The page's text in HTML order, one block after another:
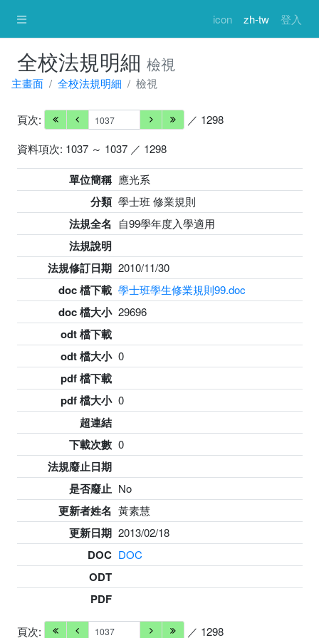
icon zh-tw 登入
全校法規明細 檢視
主畫面 全校法規明細 檢視
頁次:
／ 1298
資料項次: 1037 ～ 1037 ／ 1298
單位簡稱 應光系
分類 學士班 修業規則
法規全名 自99學年度入學適用
法規說明
法規修訂日期 2010/11/30
doc 檔下載 學士班學生修業規則99.doc
doc 檔大小 29696
odt 檔下載
odt 檔大小 0
pdf 檔下載
pdf 檔大小 0
超連結
下載次數 0
法規廢止日期
是否廢止 No
更新者姓名 黃素慧
更新日期 2013/02/18
DOC DOC
ODT
PDF
頁次: ／ 1298